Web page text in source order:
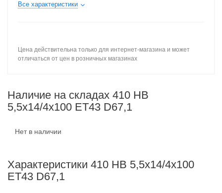
Все характеристики
Цена действительна только для интернет-магазина и может
отличаться от цен в розничных магазинах
Наличие на складах 410 HB
5,5x14/4x100 ET43 D67,1
Нет в наличии
Характеристики 410 HB 5,5x14/4x100
ET43 D67,1